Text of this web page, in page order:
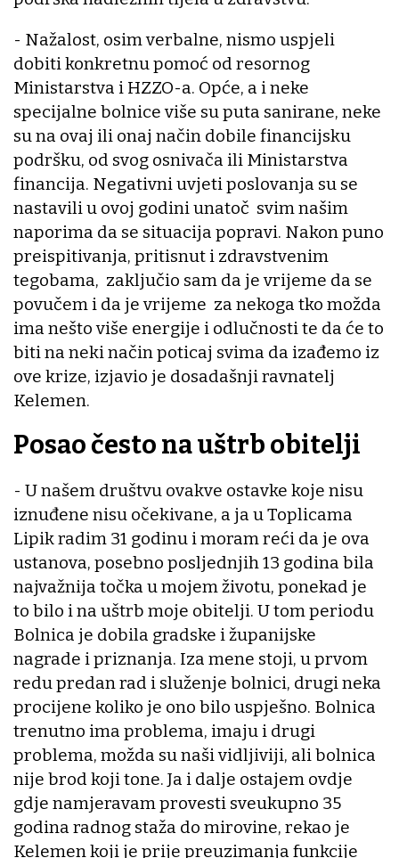
- Nažalost, osim verbalne, nismo uspjeli
dobiti konkretnu pomoć od resornog
Ministarstva i HZZO-a. Opće, a i neke
specijalne bolnice više su puta sanirane, neke
su na ovaj ili onaj način dobile financijsku
podršku, od svog osnivača ili Ministarstva
financija. Negativni uvjeti poslovanja su se
nastavili u ovoj godini unatoč svim našim
naporima da se situacija popravi. Nakon puno
preispitivanja, pritisnut i zdravstvenim
tegobama, zaključio sam da je vrijeme da se
povučem i da je vrijeme za nekoga tko možda
ima nešto više energije i odlučnosti te da će to
biti na neki način poticaj svima da izađemo iz
ove krize, izjavio je dosadašnji ravnatelj
Kelemen.
Posao često na uštrb obitelji
- U našem društvu ovakve ostavke koje nisu
iznuđene nisu očekivane, a ja u Toplicama
Lipik radim 31 godinu i moram reći da je ova
ustanova, posebno posljednjih 13 godina bila
najvažnija točka u mojem životu, ponekad je
to bilo i na uštrb moje obitelji. U tom periodu
Bolnica je dobila gradske i županijske
nagrade i priznanja. Iza mene stoji, u prvom
redu predan rad i služenje bolnici, drugi neka
procijene koliko je ono bilo uspješno. Bolnica
trenutno ima problema, imaju i drugi
problema, možda su naši vidljiviji, ali bolnica
nije brod koji tone. Ja i dalje ostajem ovdje
gdje namjeravam provesti sveukupno 35
godina radnog staža do mirovine, rekao je
Kelemen koji je prije preuzimanja funkcije